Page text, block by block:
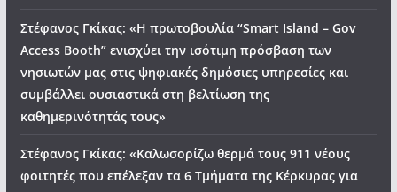
Στέφανος Γκίκας: «Η πρωτοβουλία “Smart Island – Gov
Access Booth” ενισχύει την ισότιμη πρόσβαση των
νησιωτών μας στις ψηφιακές δημόσιες υπηρεσίες και
συμβάλλει ουσιαστικά στη βελτίωση της
καθημερινότητάς τους»
Στέφανος Γκίκας: «Καλωσορίζω θερμά τους 911 νέους
φοιτητές που επέλεξαν τα 6 Τμήματα της Κέρκυρας για